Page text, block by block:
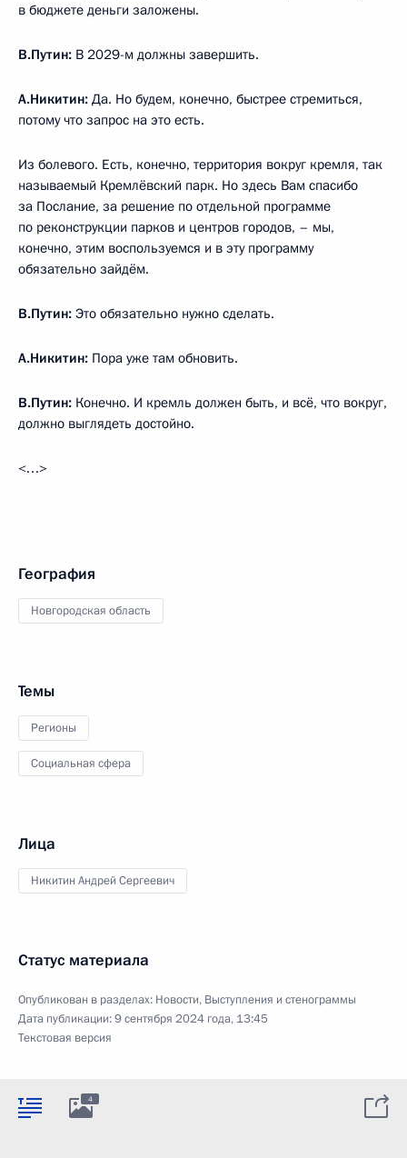
в бюджете деньги заложены.
В.Путин: В 2029-м должны завершить.
А.Никитин: Да. Но будем, конечно, быстрее стремиться,
потому что запрос на это есть.
Из болевого. Есть, конечно, территория вокруг кремля, так
называемый Кремлёвский парк. Но здесь Вам спасибо
за Послание, за решение по отдельной программе
по реконструкции парков и центров городов, – мы,
конечно, этим воспользуемся и в эту программу
обязательно зайдём.
В.Путин: Это обязательно нужно сделать.
А.Никитин: Пора уже там обновить.
В.Путин: Конечно. И кремль должен быть, и всё, что вокруг,
должно выглядеть достойно.
<…>
География
Новгородская область
Темы
Регионы
Социальная сфера
Лица
Никитин Андрей Сергеевич
Статус материала
Опубликован в разделах: Новости, Выступления и стенограммы
Дата публикации:9 сентября 2024 года, 13:45
Текстовая версия
4